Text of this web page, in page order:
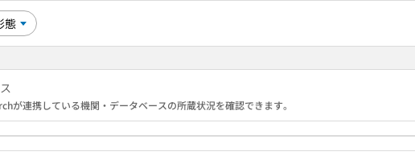
が連携している機関・データベースの所蔵状況を確認できます。